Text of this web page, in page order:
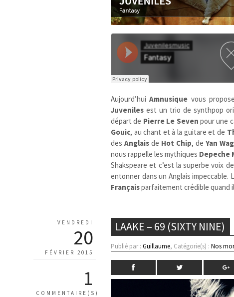
Aujourd’huiAmnusique vous
Juveniles est un trio de synthpop
départ de Pierre Le Seven pour une
Gouic, au chant et à la guitare et de
des Anglaisde Hot Chip, de Yan
nous rappelle les mythiques Depeche
Shakspeare et c’est la superbe voix
entonner dans un Anglais impeccable.
Françaisparfaitement crédible quand
VENDREDI
20
FÉVRIER 2015
1
COMMENTAIRE(S)
LAAKE – 69 (SIXTY NINE)
Publié par :Guillaume, Catégorie(s) :Nos